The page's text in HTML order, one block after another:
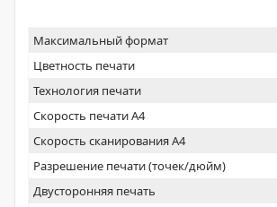
Максимальный формат
Цветность печати
Технология печати
Скорость печати А4
Скорость сканирования А4
Разрешение печати (точек/дюйм)
Двусторонняя печать